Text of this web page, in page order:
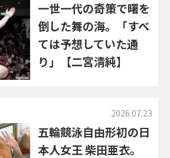
一世一代の奇策で曙を
倒した舞の海。「すべ
ては予想していた通
り」【二宮清純】
2026.07.23
五輪競泳自由形初の日
本人女王 柴田亜衣。